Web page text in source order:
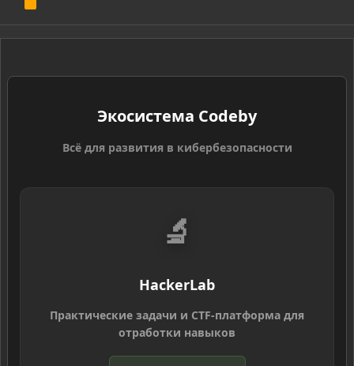
S
Экосистема Codeby
Всё для развития в кибербезопасности
🔬
HackerLab
Практические задачи и CTF-платформа для
отработки навыков